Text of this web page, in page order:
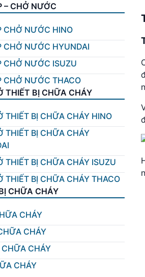
– CHỞ NƯỚC
CHỞ NƯỚC HINO
CHỞ NƯỚC HYUNDAI
CHỞ NƯỚC ISUZU
CHỞ NƯỚC THACO
THIẾT BỊ CHỮA CHÁY
THIẾT BỊ CHỮA CHÁY HINO
THIẾT BỊ CHỮA CHÁY
THIẾT BỊ CHỮA CHÁY ISUZU
THIẾT BỊ CHỮA CHÁY THACO
CHỮA CHÁY
CHÁY
CHÁY
CHỮA CHÁY
CHÁY